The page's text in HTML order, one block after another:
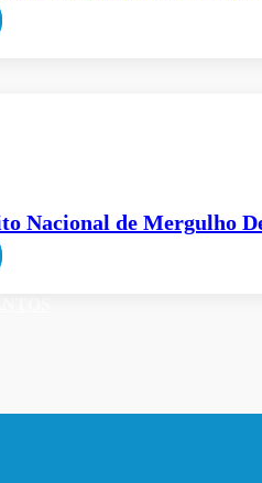
Nacional de Mergulho